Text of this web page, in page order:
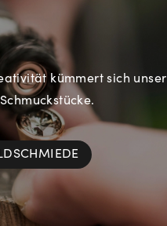
kümmert sich unser